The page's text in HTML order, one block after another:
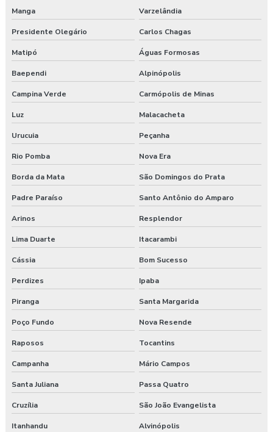
Manga Varzelândia
Presidente Olegário Carlos Chagas
Matipó Águas Formosas
Baependi Alpinópolis
Campina Verde Carmópolis de Minas
Luz Malacacheta
Urucuia Peçanha
Rio Pomba Nova Era
Borda da Mata São Domingos do Prata
Padre Paraíso Santo Antônio do Amparo
Arinos Resplendor
Lima Duarte Itacarambi
Cássia Bom Sucesso
Perdizes Ipaba
Piranga Santa Margarida
Poço Fundo Nova Resende
Raposos Tocantins
Campanha Mário Campos
Santa Juliana Passa Quatro
Cruzília São João Evangelista
Itanhandu Alvinópolis